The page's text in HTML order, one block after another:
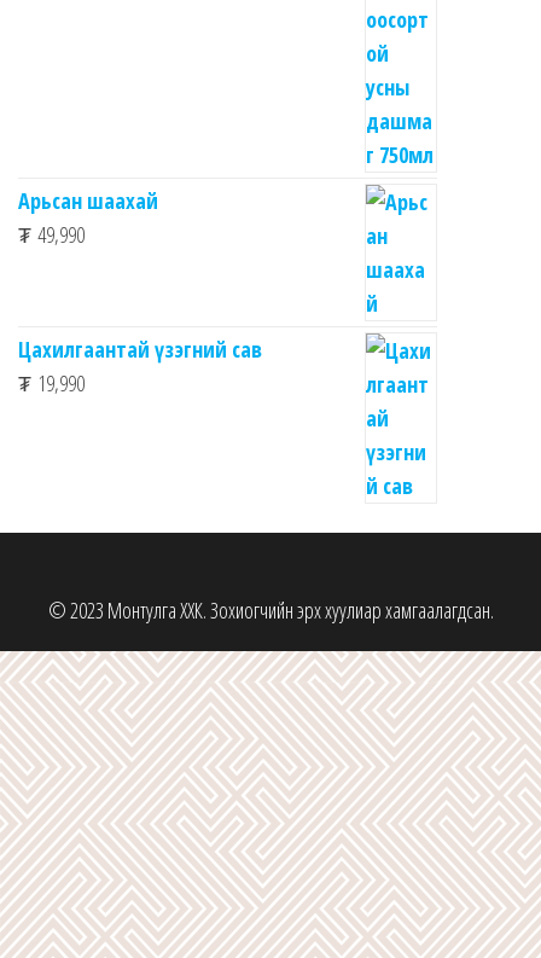
Арьсан шаахай
₮ 49,990
Цахилгаантай үзэгний сав
₮ 19,990
© 2023 Монтулга ХХК. Зохиогчийн эрх хуулиар хамгаалагдсан.